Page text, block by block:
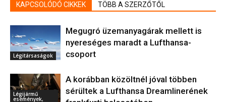
KAPCSOLÓDÓ CIKKEK TÖBB A SZERZŐTŐL
Légitársaságok
Megugró üzemanyagárak mellett is
nyereséges maradt a Lufthansa-
csoport
Légijármű
események,
A korábban közöltnél jóval többen
sérültek a Lufthansa Dreamlinerének